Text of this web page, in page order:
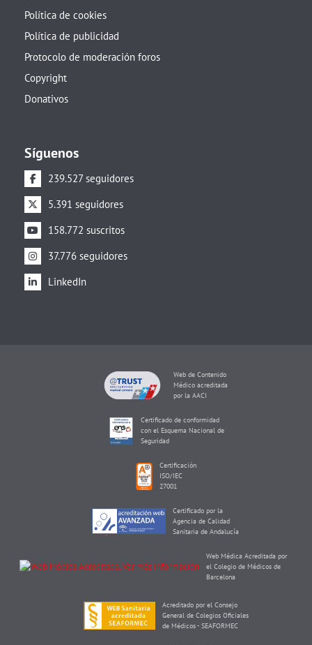
Política de cookies
Política de publicidad
Protocolo de moderación foros
Copyright
Donativos
Síguenos
239.527 seguidores
5.391 seguidores
158.772 suscritos
37.776 seguidores
LinkedIn
Web de Contenido
Médico acreditada
por la AACI
Certificado de conformidad
con el Esquema Nacional de
Seguridad
Certificación
ISO/IEC
27001
Certificado por la
Agencia de Calidad
Sanitaria de Andalucía
Web Médica Acreditada por
el Colegio de Médicos de
Barcelona
Acreditado por el Consejo
General de Colegios Oficiales
de Médicos - SEAFORMEC